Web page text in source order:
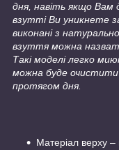
дня, навіть якщо
взутті Ви уникнете
виконані з
взуття можна
Такі моделі легко
можна буде очистити
протягом дня.
Матеріал верху –